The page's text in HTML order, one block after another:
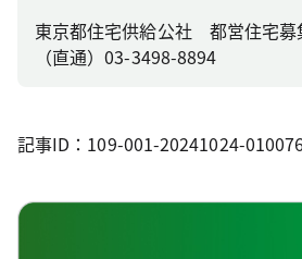
東京都住宅供給公社 都営住宅募
（直通）03-3498-8894
記事ID：109-001-20241024-